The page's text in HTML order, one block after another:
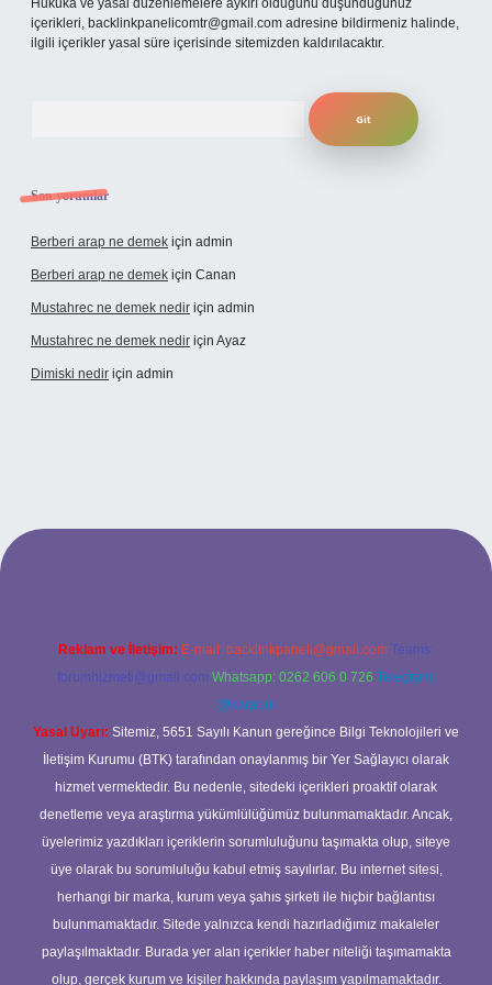
Hukuka ve yasal düzenlemelere aykırı olduğunu düşündüğünüz
içerikleri, backlinkpanelicomtr@gmail.com adresine bildirmeniz halinde,
ilgili içerikler yasal süre içerisinde sitemizden kaldırılacaktır.
Son yorumlar
Berberi arap ne demek için admin
Berberi arap ne demek için Canan
Mustahrec ne demek nedir için admin
Mustahrec ne demek nedir için Ayaz
Dimiski nedir için admin
Reklam ve İletişim: E-mail: backlinkpaneli@gmail.com Teams:
forumhizmeti@gmail.com Whatsapp: 0262 606 0 726 Telegram:
@karabul
Yasal Uyarı: Sitemiz, 5651 Sayılı Kanun gereğince Bilgi Teknolojileri ve
İletişim Kurumu (BTK) tarafından onaylanmış bir Yer Sağlayıcı olarak
hizmet vermektedir. Bu nedenle, sitedeki içerikleri proaktif olarak
denetleme veya araştırma yükümlülüğümüz bulunmamaktadır. Ancak,
üyelerimiz yazdıkları içeriklerin sorumluluğunu taşımakta olup, siteye
üye olarak bu sorumluluğu kabul etmiş sayılırlar. Bu internet sitesi,
herhangi bir marka, kurum veya şahıs şirketi ile hiçbir bağlantısı
bulunmamaktadır. Sitede yalnızca kendi hazırladığımız makaleler
paylaşılmaktadır. Burada yer alan içerikler haber niteliği taşımamakta
olup, gerçek kurum ve kişiler hakkında paylaşım yapılmamaktadır.